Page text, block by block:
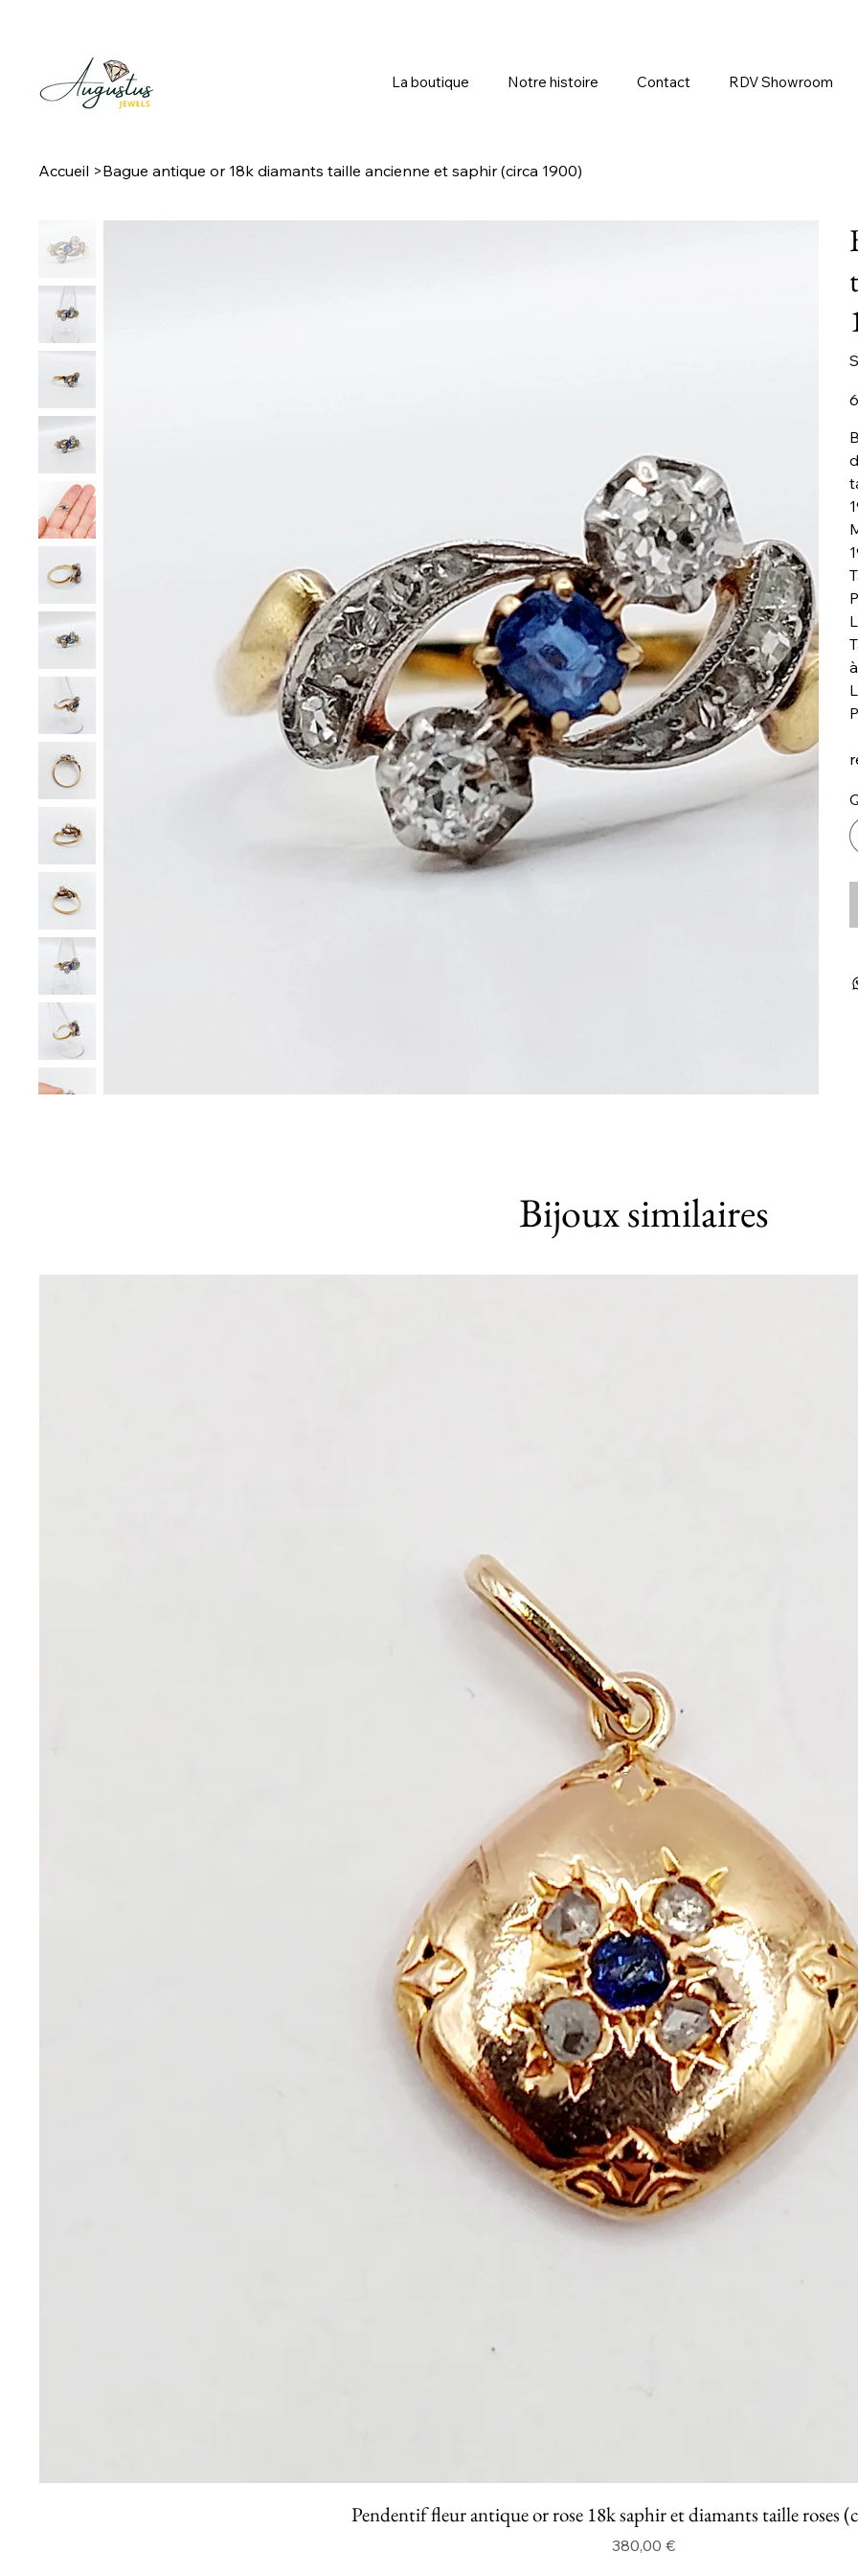
La boutique Notre histoire Contact RDV Showroom
Accueil >Bague antique or 18k diamants taille ancienne et saphir (circa 1900)
Bijoux similaires
Pendentif fleur antique or rose 18k saphir et diamants taille roses
Prix
380,00 €